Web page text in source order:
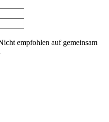
empfohlen auf gemeinsam